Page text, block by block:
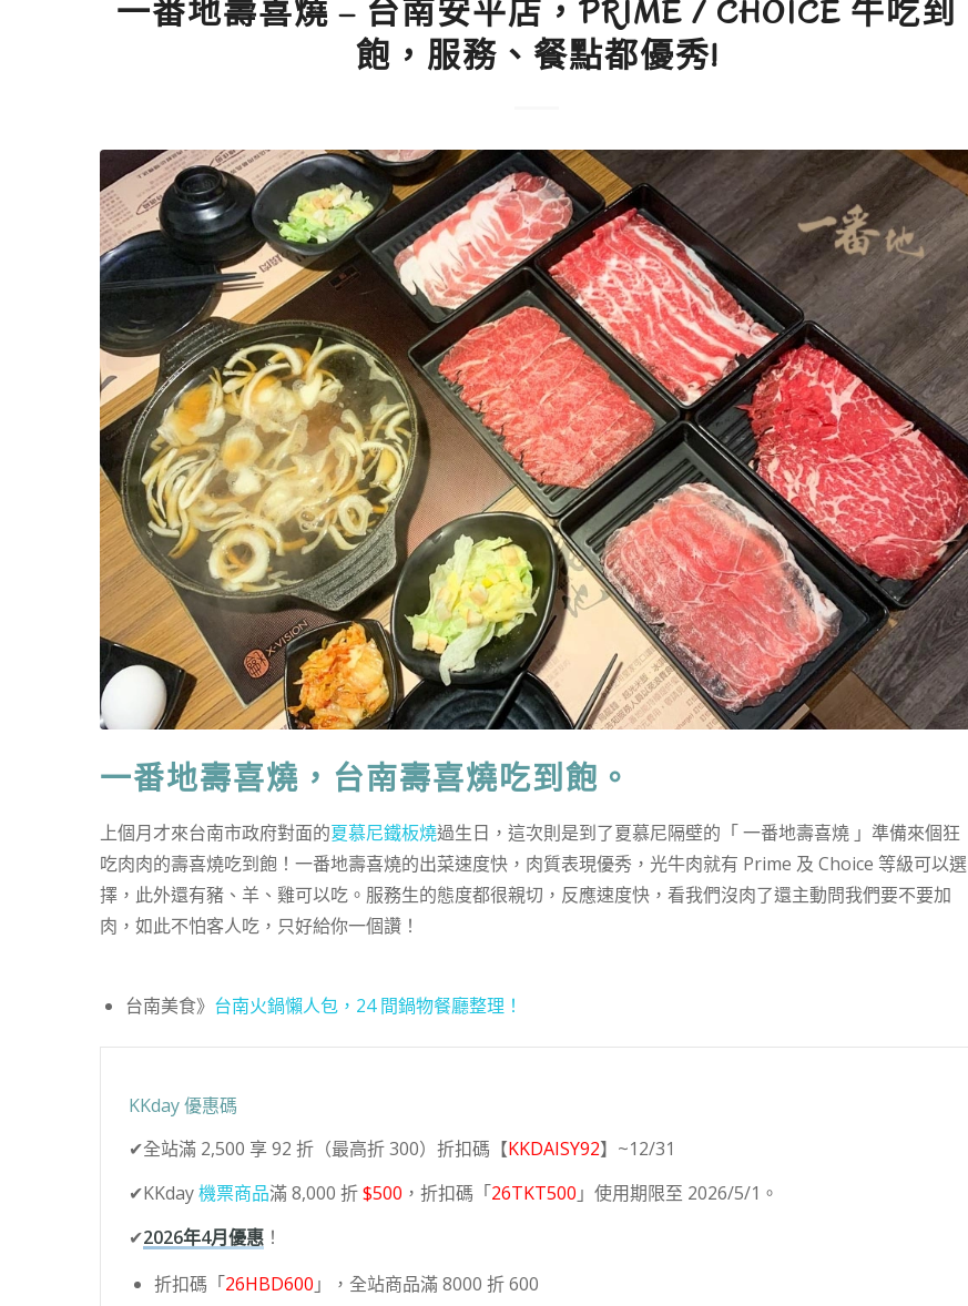
一番地壽喜燒 – 台南安平店，PRIME / CHOICE 牛吃到
飽，服務、餐點都優秀!
一番地壽喜燒，台南壽喜燒吃到飽。
上個月才來台南市政府對面的夏慕尼鐵板燒過生日，這次則是到了夏慕尼隔壁的「 一番地壽喜燒 」準備來個狂
吃肉肉的壽喜燒吃到飽！一番地壽喜燒的出菜速度快，肉質表現優秀，光牛肉就有 Prime 及 Choice 等級可以選
擇，此外還有豬、羊、雞可以吃。服務生的態度都很親切，反應速度快，看我們沒肉了還主動問我們要不要加
肉，如此不怕客人吃，只好給你一個讚！
台南美食》 台南火鍋懶人包，24 間鍋物餐廳整理！
KKday 優惠碼
✔全站滿 2,500 享 92 折（最高折 300）折扣碼【KKDAISY92】~12/31
✔KKday機票商品滿 8,000 折$500 ，折扣碼「26TKT500 」使用期限至 2026/5/1。
✔2026年4月優惠 ！
折扣碼「26HBD600 」，全站商品滿 8000 折 600